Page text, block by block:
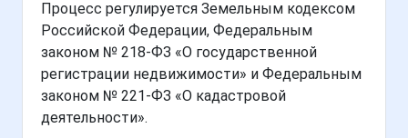
Процесс регулируется Земельным кодексом
Российской Федерации, Федеральным
законом № 218-ФЗ «О государственной
регистрации недвижимости» и Федеральным
законом № 221-ФЗ «О кадастровой
деятельности».